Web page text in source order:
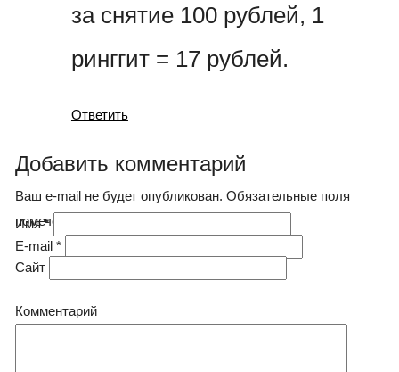
за снятие 100 рублей, 1
ринггит = 17 рублей.
Ответить
Добавить комментарий
Ваш e-mail не будет опубликован. Обязательные поля
помечены
Имя*
E-mail*
Сайт
Комментарий